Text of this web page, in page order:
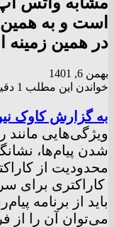
است و به همین
در همین زمینه
بهمن 6, 1401
خواندن این مطلب 1 دقیقه زمان میبرد
به گزارش کاوک
ویژگی‌هایی
شدن پیام‌ها،
کاراکتری برای
باید از برنامه
می‌توان آن را از